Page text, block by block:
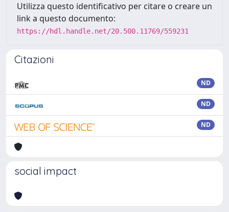
Utilizza questo identificativo per citare o creare un
link a questo documento:
https://hdl.handle.net/20.500.11769/559231
Citazioni
ND
ND
ND
social impact